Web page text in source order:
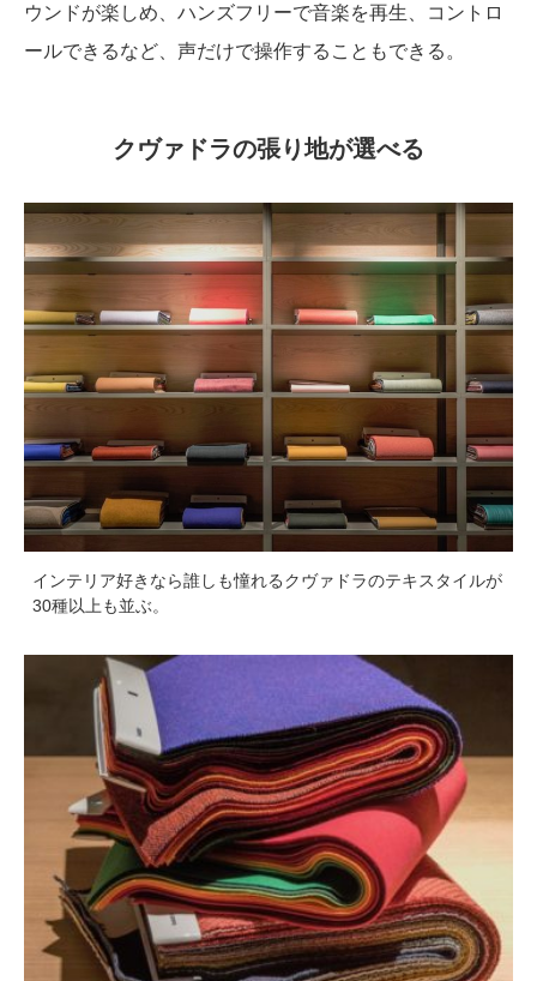
ウンドが楽しめ、ハンズフリーで音楽を再生、コントロ
ールできるなど、声だけで操作することもできる。
クヴァドラの張り地が選べる
インテリア好きなら誰しも憧れるクヴァドラのテキスタイルが
30種以上も並ぶ。